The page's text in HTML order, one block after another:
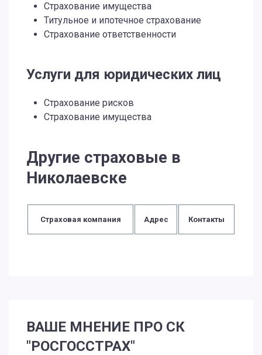
Страхование имущества
Титульное и ипотечное страхование
Страхование ответственности
Услуги для юридических лиц
Страхование рисков
Страхование имущества
Другие страховые в
Николаевске
Страховая компания Адрес Контакты
ВАШЕ МНЕНИЕ ПРО СК
"РОСГОССТРАХ"